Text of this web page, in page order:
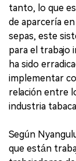
tanto, lo que
de aparcería
sepas, este
para el trabajo
ha sido
implementar
relación entre
industria
Según
que están